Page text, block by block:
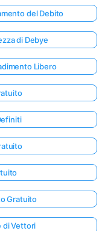
del Debito
di Debye
Libero
Gratuito
di Vettori